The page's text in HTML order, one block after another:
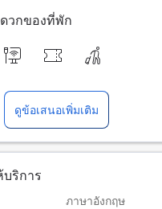
วกของที่พัก
ดูข้อเสนอเพิ่มเติม
ริการ
ภาษาอังกฤษ